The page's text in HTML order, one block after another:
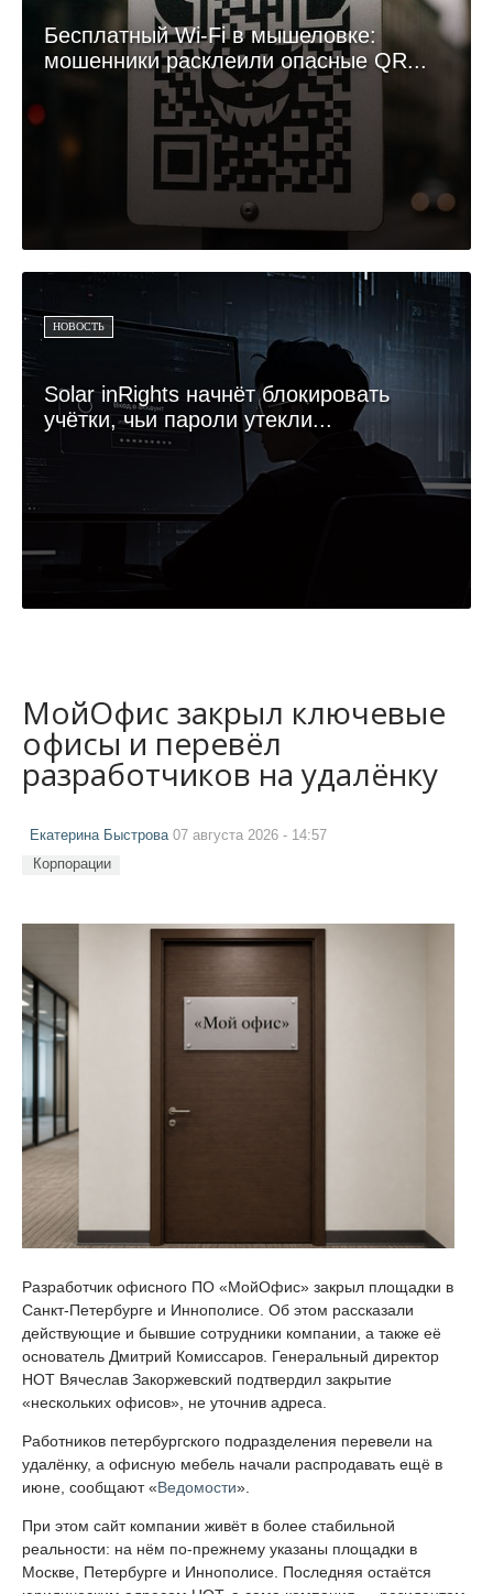
Бесплатный Wi-Fi в мышеловке:
мошенники расклеили опасные QR...
НОВОСТЬ
Solar inRights начнёт блокировать
учётки, чьи пароли утекли...
МойОфис закрыл ключевые
офисы и перевёл
разработчиков на удалёнку
Екатерина Быстрова 07 августа 2026 - 14:57
Корпорации
Разработчик офисного ПО «МойОфис» закрыл площадки в
Санкт-Петербурге и Иннополисе. Об этом рассказали
действующие и бывшие сотрудники компании, а также её
основатель Дмитрий Комиссаров. Генеральный директор
НОТ Вячеслав Закоржевский подтвердил закрытие
«нескольких офисов», не уточнив адреса.
Работников петербургского подразделения перевели на
удалёнку, а офисную мебель начали распродавать ещё в
июне, сообщают «Ведомости».
При этом сайт компании живёт в более стабильной
реальности: на нём по-прежнему указаны площадки в
Москве, Петербурге и Иннополисе. Последняя остаётся